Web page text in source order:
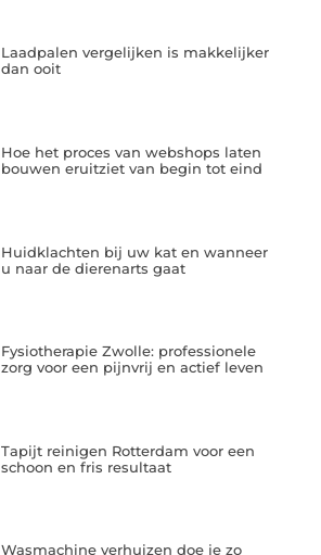
Laadpalen vergelijken is makkelijker
dan ooit
Hoe het proces van webshops laten
bouwen eruitziet van begin tot eind
Huidklachten bij uw kat en wanneer
u naar de dierenarts gaat
Fysiotherapie Zwolle: professionele
zorg voor een pijnvrij en actief leven
Tapijt reinigen Rotterdam voor een
schoon en fris resultaat
Wasmachine verhuizen doe je zo